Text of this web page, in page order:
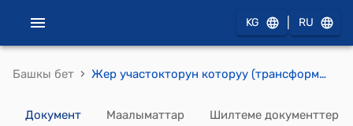
KG RU
Башкы бет › Жер участокторун которуу (трансформациялоо) боюнча сунуштама киргизүү жөнүндө токтому
Документ Маалыматтар Шилтеме документтер